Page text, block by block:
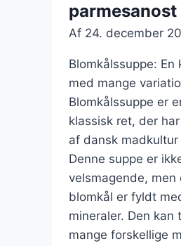
parmesanost
Af 24. december
Blomkålssuppe: En
med mange
Blomkålssuppe er
klassisk ret, der
af dansk madkultur
Denne suppe er
velsmagende, men
blomkål er fyldt
mineraler. Den kan
mange forskellige